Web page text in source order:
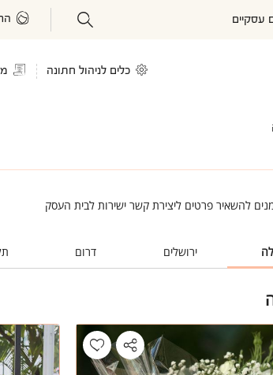
עסקיים
כלים לניהול חתונה
להשאיר פרטים ליצירת קשר ישירות לבית העסק
ירושלים דרום